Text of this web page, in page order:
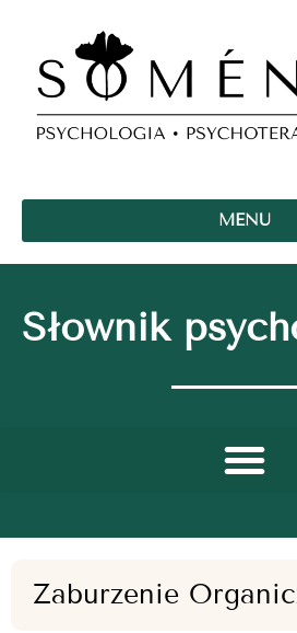
MENU
Słownik
Zaburzenie